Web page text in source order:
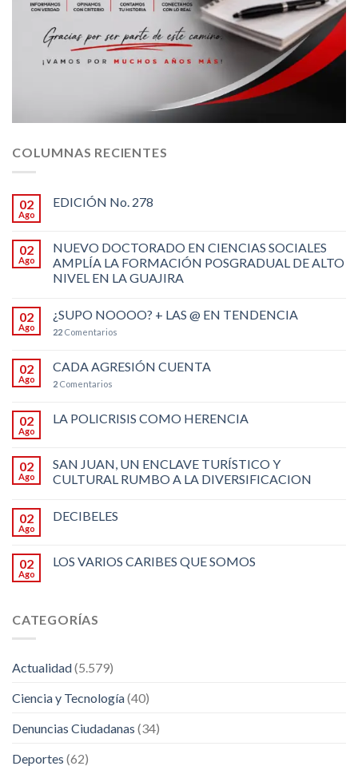
COLUMNAS RECIENTES
02
Ago
EDICIÓN No. 278
02
Ago
NUEVO DOCTORADO EN CIENCIAS SOCIALES
AMPLÍA LA FORMACIÓN POSGRADUAL DE ALTO
NIVEL EN LA GUAJIRA
02
Ago
¿SUPO NOOOO? + LAS @ EN TENDENCIA
22 Comentarios
02
Ago
CADA AGRESIÓN CUENTA
2 Comentarios
02
Ago
LA POLICRISIS COMO HERENCIA
02
Ago
SAN JUAN, UN ENCLAVE TURÍSTICO Y
CULTURAL RUMBO A LA DIVERSIFICACION
02
Ago
DECIBELES
02
Ago
LOS VARIOS CARIBES QUE SOMOS
CATEGORÍAS
Actualidad(5.579)
Ciencia y Tecnología(40)
Denuncias Ciudadanas (34)
Deportes (62)